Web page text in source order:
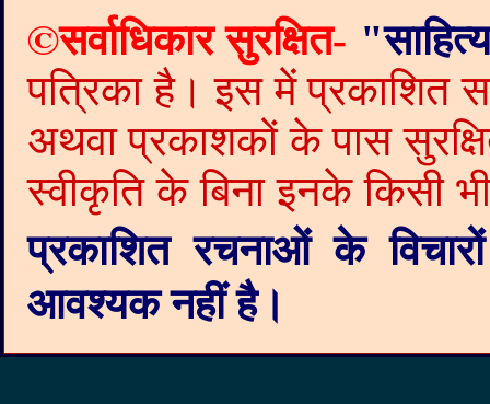
©सर्वाधिकार सुरक्षित- "
पत्रिका है। इस में प्रकाशित
अथवा प्रकाशकों के पास
स्वीकृति के बिना इनके किसी
प्रकाशित रचनाओं के
आवश्यक नहीं है।